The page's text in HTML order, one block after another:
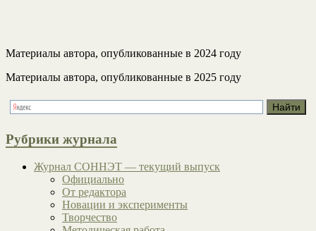
Материалы автора, опубликованные в 2024 году
Материалы автора, опубликованные в 2025 году
Рубрики журнала
Журнал СОННЭТ — текущий выпуск
Официально
От редактора
Новации и эксперименты
Творчество